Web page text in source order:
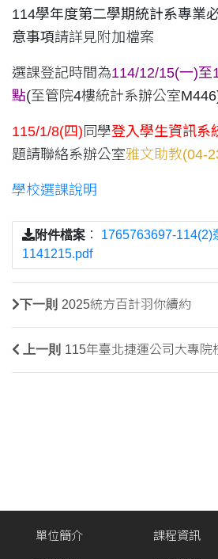
114學年度第二學期統計系專業
意事項請詳見附加檔案
選課登記時間為114/12/15(一)至
點(至管院4樓統計系辦公室
115/1/8(四)同學登入學生資訊系
題請聯絡系辦公室雅文助教(04-
學校選課說明
附件檔案 ： 1765763697-114(2)
1141215.pdf
下一則 2025統方百計羽你續約
上一則 115年臺北捷運公司大專院
單位簡介 課程資訊